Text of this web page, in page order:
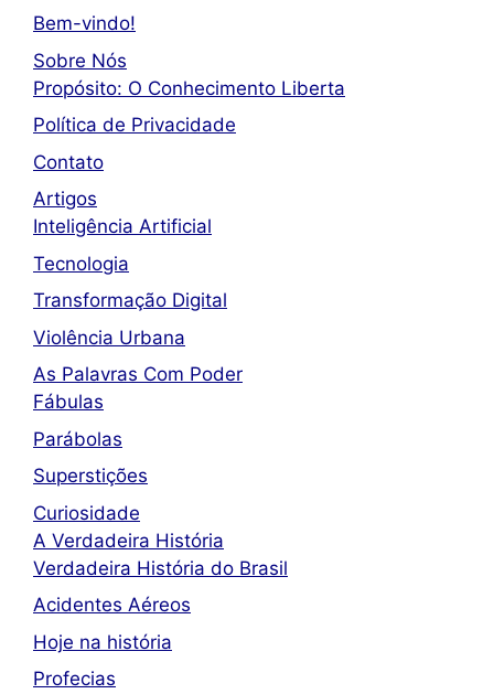
Bem-vindo!
Sobre Nós
Propósito: O Conhecimento Liberta
Política de Privacidade
Contato
Artigos
Inteligência Artificial
Tecnologia
Transformação Digital
Violência Urbana
As Palavras Com Poder
Fábulas
Parábolas
Superstições
Curiosidade
A Verdadeira História
Verdadeira História do Brasil
Acidentes Aéreos
Hoje na história
Profecias